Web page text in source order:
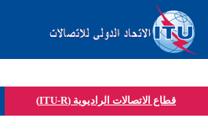
قطاع الاتصالات الراديوية (ITU-R)